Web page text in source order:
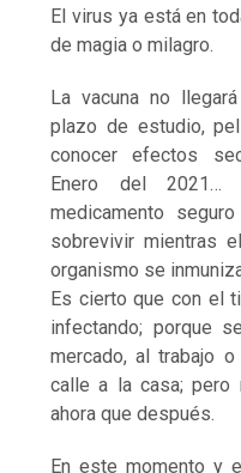
El virus ya está en
de magia o milagro.
La vacuna no
plazo de estudio,
conocer efectos
Enero del 2021…
medicamento
sobrevivir mientras
organismo se
Es cierto que con el
infectando; porque
mercado, al trabajo
calle a la casa; pero
ahora que después.
En este momento y